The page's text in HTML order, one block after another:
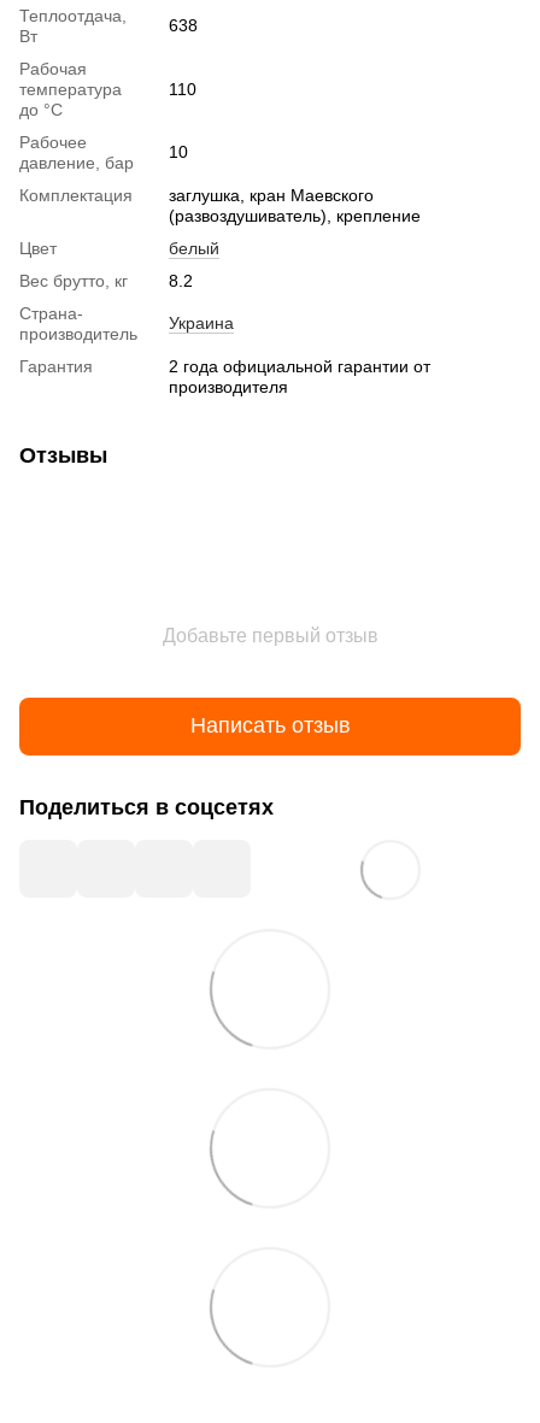
Теплоотдача,
Вт
638
Рабочая
температура
до °С
110
Рабочее
давление, бар
10
Комплектация
заглушка, кран Маевского
(развоздушиватель), крепление
Цвет
белый
Вес брутто, кг
8.2
Страна-
производитель
Украина
Гарантия
2 года официальной гарантии от
производителя
Отзывы
Добавьте первый отзыв
Написать отзыв
Поделиться в соцсетях